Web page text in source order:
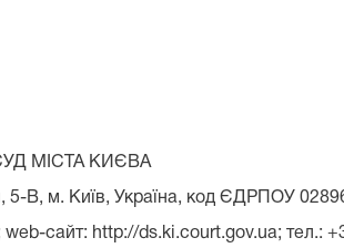
МІСТА КИЄВА
5-В, м. Київ, Україна, код ЄДРПОУ
web-сайт: http://ds.ki.court.gov.ua; тел.: